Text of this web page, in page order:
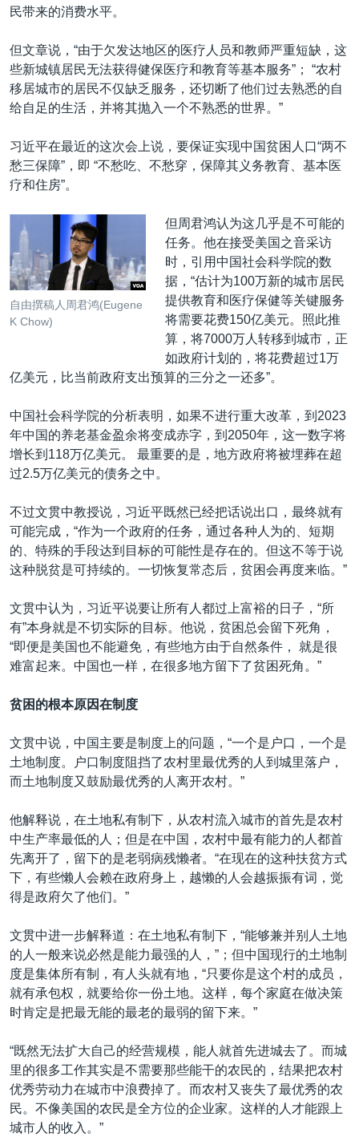
民带来的消费水平。
但文章说，“由于欠发达地区的医疗人员和教师严重短缺，这
些新城镇居民无法获得健保医疗和教育等基本服务”； “农村
移居城市的居民不仅缺乏服务，还切断了他们过去熟悉的自
给自足的生活，并将其抛入一个不熟悉的世界。”
习近平在最近的这次会上说，要保证实现中国贫困人口“两不
愁三保障”，即 “不愁吃、不愁穿，保障其义务教育、基本医
疗和住房”。
自由撰稿人周君鸿(Eugene
K Chow)
但周君鸿认为这几乎是不可能的
任务。他在接受美国之音采访
时，引用中国社会科学院的数
据，“估计为100万新的城市居民
提供教育和医疗保健等关键服务
将需要花费150亿美元。照此推
算，将7000万人转移到城市，正
如政府计划的，将花费超过1万
亿美元，比当前政府支出预算的三分之一还多”。
中国社会科学院的分析表明，如果不进行重大改革，到2023
年中国的养老基金盈余将变成赤字，到2050年，这一数字将
增长到118万亿美元。 最重要的是，地方政府将被埋葬在超
过2.5万亿美元的债务之中。
不过文贯中教授说，习近平既然已经把话说出口，最终就有
可能完成，“作为一个政府的任务，通过各种人为的、短期
的、特殊的手段达到目标的可能性是存在的。但这不等于说
这种脱贫是可持续的。一切恢复常态后，贫困会再度来临。”
文贯中认为，习近平说要让所有人都过上富裕的日子，“所
有”本身就是不切实际的目标。他说，贫困总会留下死角，
“即便是美国也不能避免，有些地方由于自然条件， 就是很
难富起来。中国也一样，在很多地方留下了贫困死角。”
贫困的根本原因在制度
文贯中说，中国主要是制度上的问题，“一个是户口，一个是
土地制度。户口制度阻挡了农村里最优秀的人到城里落户，
而土地制度又鼓励最优秀的人离开农村。”
他解释说，在土地私有制下，从农村流入城市的首先是农村
中生产率最低的人；但是在中国，农村中最有能力的人都首
先离开了，留下的是老弱病残懒者。“在现在的这种扶贫方式
下，有些懒人会赖在政府身上，越懒的人会越振振有词，觉
得是政府欠了他们。”
文贯中进一步解释道：在土地私有制下，“能够兼并别人土地
的人一般来说必然是能力最强的人，”；但中国现行的土地制
度是集体所有制，有人头就有地，“只要你是这个村的成员，
就有承包权，就要给你一份土地。这样，每个家庭在做决策
时肯定是把最无能的最老的最弱的留下来。”
“既然无法扩大自己的经营规模，能人就首先进城去了。而城
里的很多工作其实是不需要那些能干的农民的，结果把农村
优秀劳动力在城市中浪费掉了。而农村又丧失了最优秀的农
民。不像美国的农民是全方位的企业家。这样的人才能跟上
城市人的收入。”